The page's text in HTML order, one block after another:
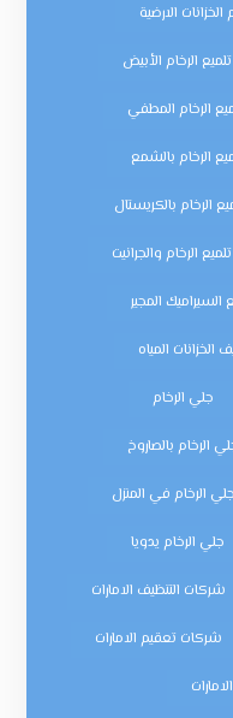
الارضية
تلميع الرخام الأبيض
الرخام المطفي
الرخام بالشمع
الرخام بالكريستال
تلميع الرخام والجرانيت
السيراميك المجير
الخزانات المياه
جلي الرخام
الرخام بالصاروخ
جلي الرخام في المنزل
جلي الرخام يدويا
شركات التنظيف الامارات
شركات تعقيم الامارات